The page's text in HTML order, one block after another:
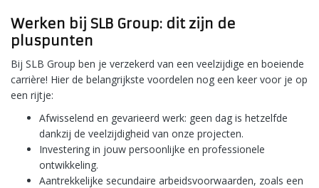
Werken bij SLB Group: dit zijn de
pluspunten
Bij SLB Group ben je verzekerd van een veelzijdige en boeiende
carrière! Hier de belangrijkste voordelen nog een keer voor je op
een rijtje:
Afwisselend en gevarieerd werk: geen dag is hetzelfde
dankzij de veelzijdigheid van onze projecten.
Investering in jouw persoonlijke en professionele
ontwikkeling.
Aantrekkelijke secundaire arbeidsvoorwaarden, zoals een